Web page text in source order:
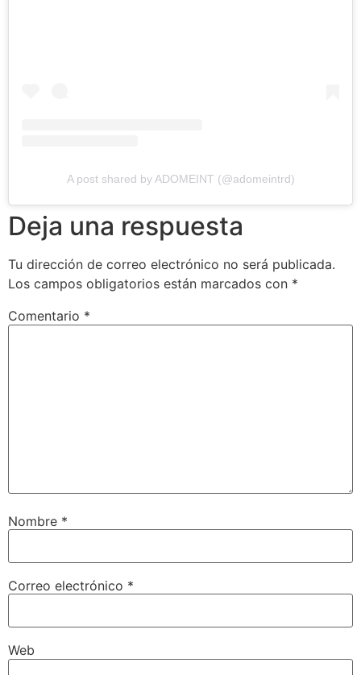
A post shared by ADOMEINT (@adomeintrd)
Deja una respuesta
Tu dirección de correo electrónico no será publicada.
Los campos obligatorios están marcados con *
Comentario *
Nombre *
Correo electrónico *
Web